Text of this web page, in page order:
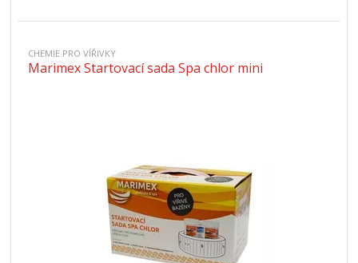
CHEMIE PRO VÍŘIVKY
Marimex Startovací sada Spa chlor mini